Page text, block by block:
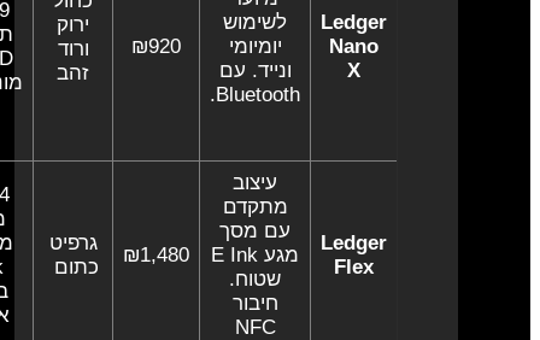
Ledger
Nano
X
לשימוש
יומיומי
ונייד. עם
Bluetooth.
₪920
ירוק
ורוד
זהב
Ledger
Flex
עיצוב
מתקדם
עם מסך
מגע E Ink
שטוח.
חיבור
NFC
₪1,480
גרפיט
כתום